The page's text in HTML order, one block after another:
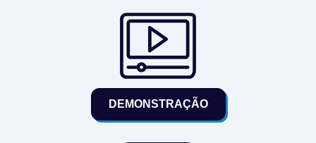
DEMONSTRAÇÃO